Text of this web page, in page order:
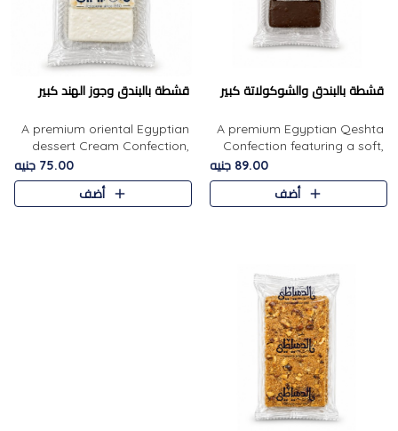
قشطة بالبندق والشوكولاتة كبير
A premium Egyptian Qeshta
Confection featuring a soft,
creamy texture paired with a
rich layer of premium
chocolate and the distinctive
89.00 جنيه
أضف
قشطة بالبندق وجوز الهند كبير
A premium oriental Egyptian
dessert Cream Confection,
featuring a soft, creamy
texture and the distinctive
flavor of roasted hazelnuts.
75.00 جنيه
أضف